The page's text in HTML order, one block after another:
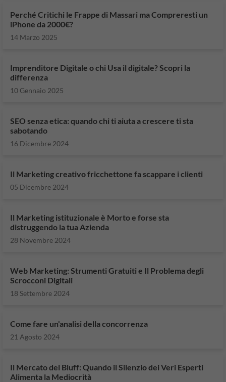
Perché Critichi le Frappe di Massari ma Compreresti un
iPhone da 2000€?
14 Marzo 2025
Imprenditore Digitale o chi Usa il digitale? Scopri la
differenza
10 Gennaio 2025
SEO senza etica: quando chi ti aiuta a crescere ti sta
sabotando
16 Dicembre 2024
Il Marketing creativo fricchettone fa scappare i clienti
05 Dicembre 2024
Il Marketing istituzionale è Morto e forse sta
distruggendo la tua Azienda
28 Novembre 2024
Web Marketing: Strumenti Gratuiti e Il Problema degli
Scrocconi Digitali
18 Settembre 2024
Come fare un'analisi della concorrenza
21 Agosto 2024
Il Mercato del Bluff: Quando il Silenzio dei Veri Esperti
Alimenta la Mediocrità